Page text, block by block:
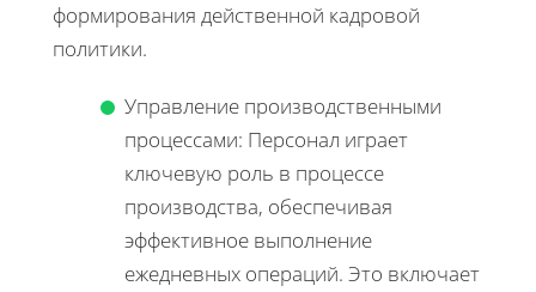
формирования действенной кадровой
политики.
Управление производственными
процессами: Персонал играет
ключевую роль в процессе
производства, обеспечивая
эффективное выполнение
ежедневных операций. Это включает